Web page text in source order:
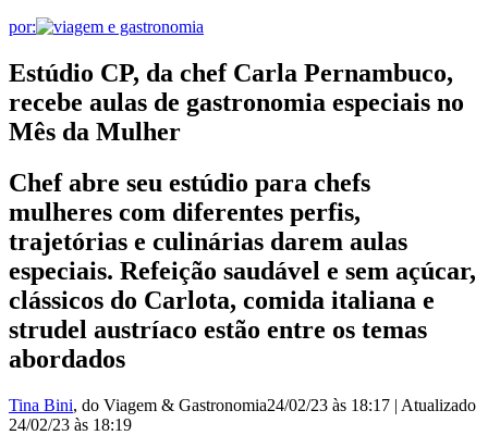
por:
Estúdio CP, da chef Carla Pernambuco,
recebe aulas de gastronomia especiais no
Mês da Mulher
Chef abre seu estúdio para chefs
mulheres com diferentes perfis,
trajetórias e culinárias darem aulas
especiais. Refeição saudável e sem açúcar,
clássicos do Carlota, comida italiana e
strudel austríaco estão entre os temas
abordados
Tina Bini, do Viagem & Gastronomia24/02/23 às 18:17 | Atualizado
24/02/23 às 18:19